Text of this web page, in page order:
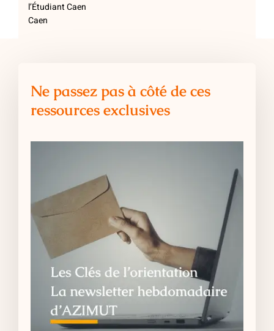
l’Étudiant Caen
Caen
Ne passez pas à côté de ces
ressources exclusives